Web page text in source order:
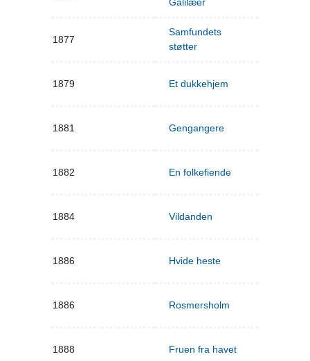
1877
Samfundets
støtter
1879 Et dukkehjem
1881 Gengangere
1882 En folkefiende
1884 Vildanden
1886 Hvide heste
1886 Rosmersholm
1888 Fruen fra havet